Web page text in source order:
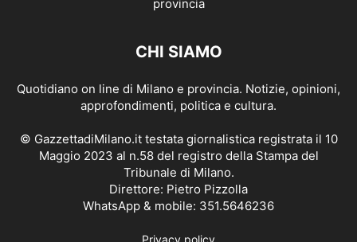
CHI SIAMO
Quotidiano on line di Milano e provincia. Notizie, opinioni,
approfondimenti, politica e cultura.
© GazzettadiMilano.it testata giornalistica registrata il 10
Maggio 2023 al n.58 del registro della Stampa del
Tribunale di Milano.
Direttore: Pietro Pizzolla
WhatsApp & mobile: 351.5646236
Privacy policy